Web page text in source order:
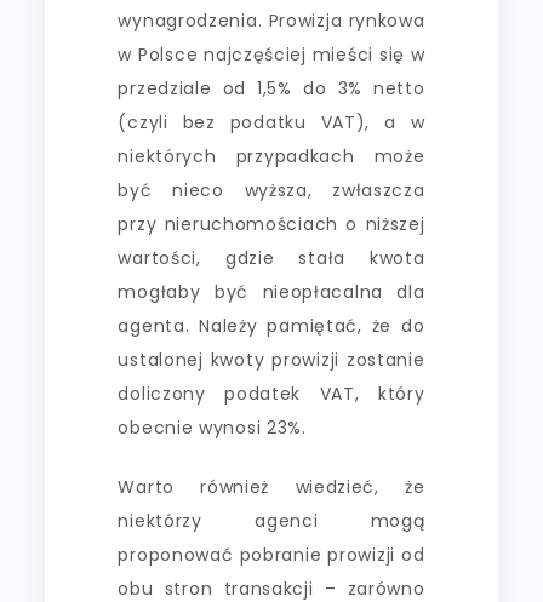
wynagrodzenia. Prowizja rynkowa
w Polsce najczęściej mieści się w
przedziale od 1,5% do 3% netto
(czyli bez podatku VAT), a w
niektórych przypadkach może
być nieco wyższa, zwłaszcza
przy nieruchomościach o niższej
wartości, gdzie stała kwota
mogłaby być nieopłacalna dla
agenta. Należy pamiętać, że do
ustalonej kwoty prowizji zostanie
doliczony podatek VAT, który
obecnie wynosi 23%.
Warto również wiedzieć, że
niektórzy agenci mogą
proponować pobranie prowizji od
obu stron transakcji – zarówno